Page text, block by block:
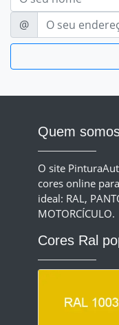
E-mail
@
Quem
O site
cores online
ideal: RAL,
MOTORCÍCULO.
Cores Ral